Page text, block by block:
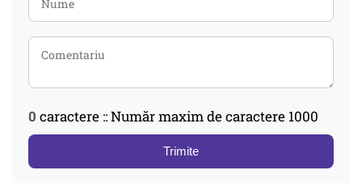
0 caractere :: Număr maxim de caractere 1000
Trimite